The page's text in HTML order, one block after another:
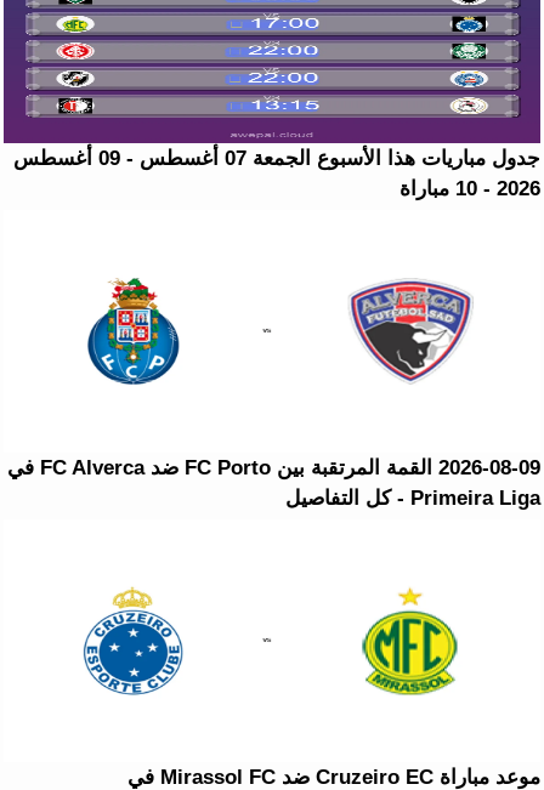
جدول مباريات هذا الأسبوع الجمعة 07 أغسطس - 09 أغسطس
2026 - 10 مباراة
2026-08-09 القمة المرتقبة بين FC Porto ضد FC Alverca في
Primeira Liga - كل التفاصيل
موعد مباراة Cruzeiro EC ضد Mirassol FC في